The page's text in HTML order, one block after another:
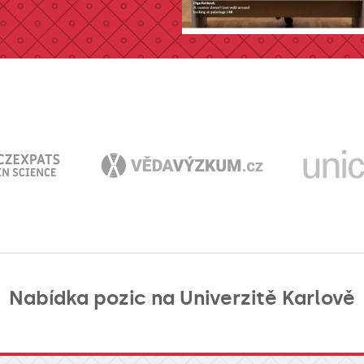
Nabídka pozic na Univerzitě Karlově